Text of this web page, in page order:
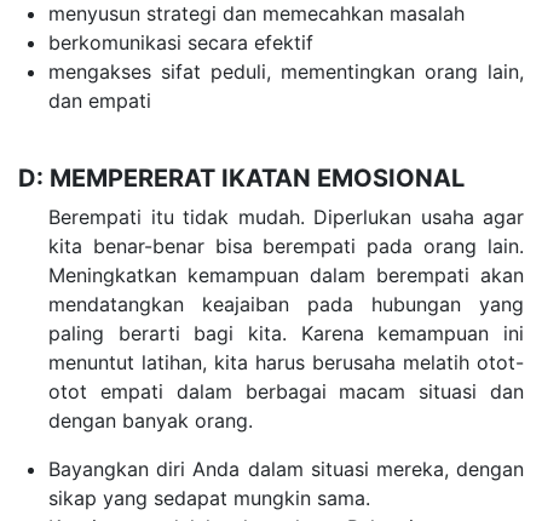
menyusun strategi dan memecahkan masalah
berkomunikasi secara efektif
mengakses sifat peduli, mementingkan orang lain,
dan empati
D: MEMPERERAT IKATAN EMOSIONAL
Berempati itu tidak mudah. Diperlukan usaha agar
kita benar-benar bisa berempati pada orang lain.
Meningkatkan kemampuan dalam berempati akan
mendatangkan keajaiban pada hubungan yang
paling berarti bagi kita. Karena kemampuan ini
menuntut latihan, kita harus berusaha melatih otot-
otot empati dalam berbagai macam situasi dan
dengan banyak orang.
Bayangkan diri Anda dalam situasi mereka, dengan
sikap yang sedapat mungkin sama.